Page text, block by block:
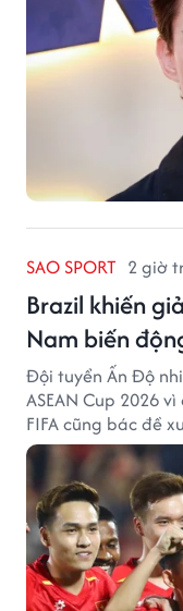
SAO SPORT 2 giờ
Brazil khiến
Nam biến
Đội tuyển Ấn Độ
ASEAN Cup 2026
FIFA cũng bác đề
tuyển quốc gia.